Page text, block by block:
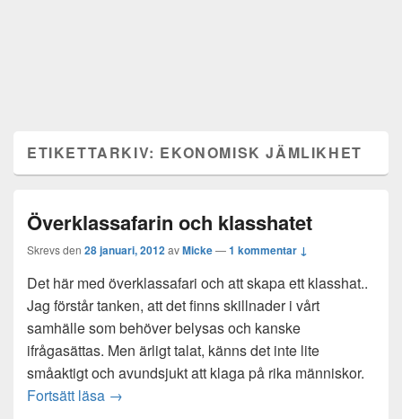
ETIKETTARKIV: EKONOMISK JÄMLIKHET
Överklassafarin och klasshatet
Skrevs den 28 januari, 2012avMicke—1 kommentar ↓
Det här med överklassafari och att skapa ett klasshat..
Jag förstår tanken, att det finns skillnader i vårt
samhälle som behöver belysas och kanske
ifrågasättas. Men ärligt talat, känns det inte lite
småaktigt och avundsjukt att klaga på rika människor.
Fortsätt läsa Överklassafarin och klasshatet
→